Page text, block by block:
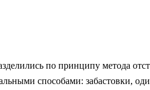
по принципу метода
способами: забастовки,